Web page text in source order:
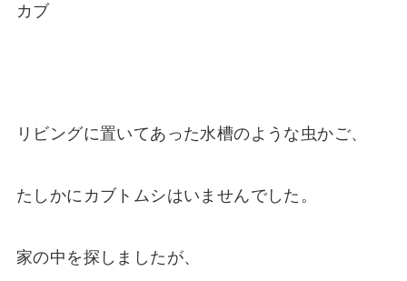
カブ
リビングに置いてあった水槽のような虫かご、
たしかにカブトムシはいませんでした。
家の中を探しましたが、